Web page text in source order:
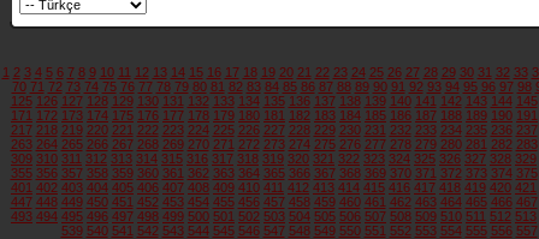
1 2 3 4 5 6 7 8 9 10 11 12 13 14 15 16 17 18 19 20 21 22 23 24 25 26 27 28 29 30 31 32 33
70 71 72 73 74 75 76 77 78 79 80 81 82 83 84 85 86 87 88 89 90 91 92 93 94 95 96 97 98
125 126 127 128 129 130 131 132 133 134 135 136 137 138 139 140 141 142 143 144 145
171 172 173 174 175 176 177 178 179 180 181 182 183 184 185 186 187 188 189 190 191
217 218 219 220 221 222 223 224 225 226 227 228 229 230 231 232 233 234 235 236 237
263 264 265 266 267 268 269 270 271 272 273 274 275 276 277 278 279 280 281 282 283
309 310 311 312 313 314 315 316 317 318 319 320 321 322 323 324 325 326 327 328 329
355 356 357 358 359 360 361 362 363 364 365 366 367 368 369 370 371 372 373 374 375
401 402 403 404 405 406 407 408 409 410 411 412 413 414 415 416 417 418 419 420 421
447 448 449 450 451 452 453 454 455 456 457 458 459 460 461 462 463 464 465 466 467
493 494 495 496 497 498 499 500 501 502 503 504 505 506 507 508 509 510 511 512 513
539 540 541 542 543 544 545 546 547 548 549 550 551 552 553 554 555 556 557